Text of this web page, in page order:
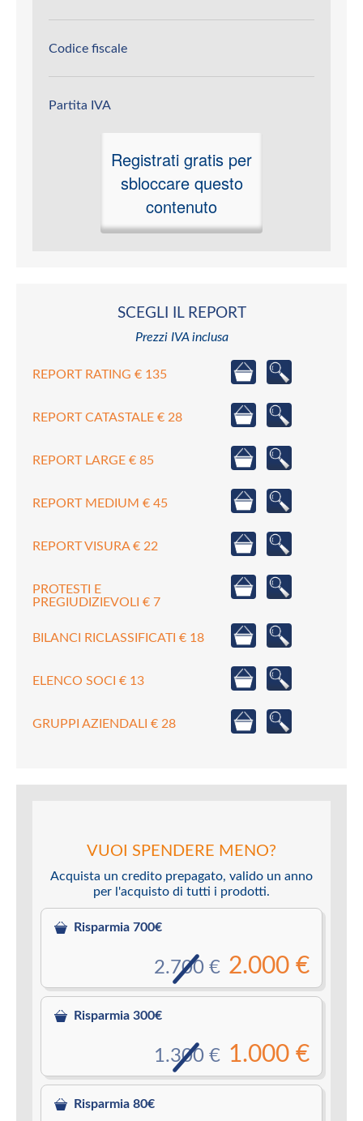
Codice fiscale
Partita IVA
Registrati gratis per
sbloccare questo
contenuto
SCEGLI IL REPORT
Prezzi IVA inclusa
REPORT RATING € 135
REPORT CATASTALE € 28
REPORT LARGE € 85
REPORT MEDIUM € 45
REPORT VISURA € 22
PROTESTI E
PREGIUDIZIEVOLI € 7
BILANCI RICLASSIFICATI € 18
ELENCO SOCI € 13
GRUPPI AZIENDALI € 28
VUOI SPENDERE MENO?
Acquista un credito prepagato, valido un anno
per l'acquisto di tutti i prodotti.
Risparmia 700€
2.000 €
2.700 €
Risparmia 300€
1.000 €
1.300 €
Risparmia 80€